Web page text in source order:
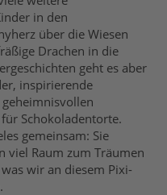
in den
über die Wiesen
Drachen in die
geht es aber
inspirierende
Schokoladentorte.
gemeinsam: Sie
viel Raum zum Träumen
wir an diesem Pixi-